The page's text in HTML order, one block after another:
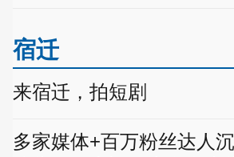
宿迁
来宿迁，拍短剧
多家媒体+百万粉丝达人